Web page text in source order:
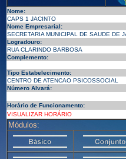
Nome:
CAPS 1 JACINTO
Nome Empresarial:
SECRETARIA MUNICIPAL DE SAUDE DE
Logradouro:
RUA CLARINDO BARBOSA
Complemento:
Tipo Estabelecimento:
CENTRO DE ATENCAO PSICOSSOCIAL
Número Alvará:
Horário de Funcionamento:
VISUALIZAR HORÁRIO
Módulos: